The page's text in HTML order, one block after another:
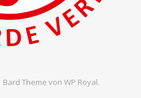
Bard Theme von WP Royal.